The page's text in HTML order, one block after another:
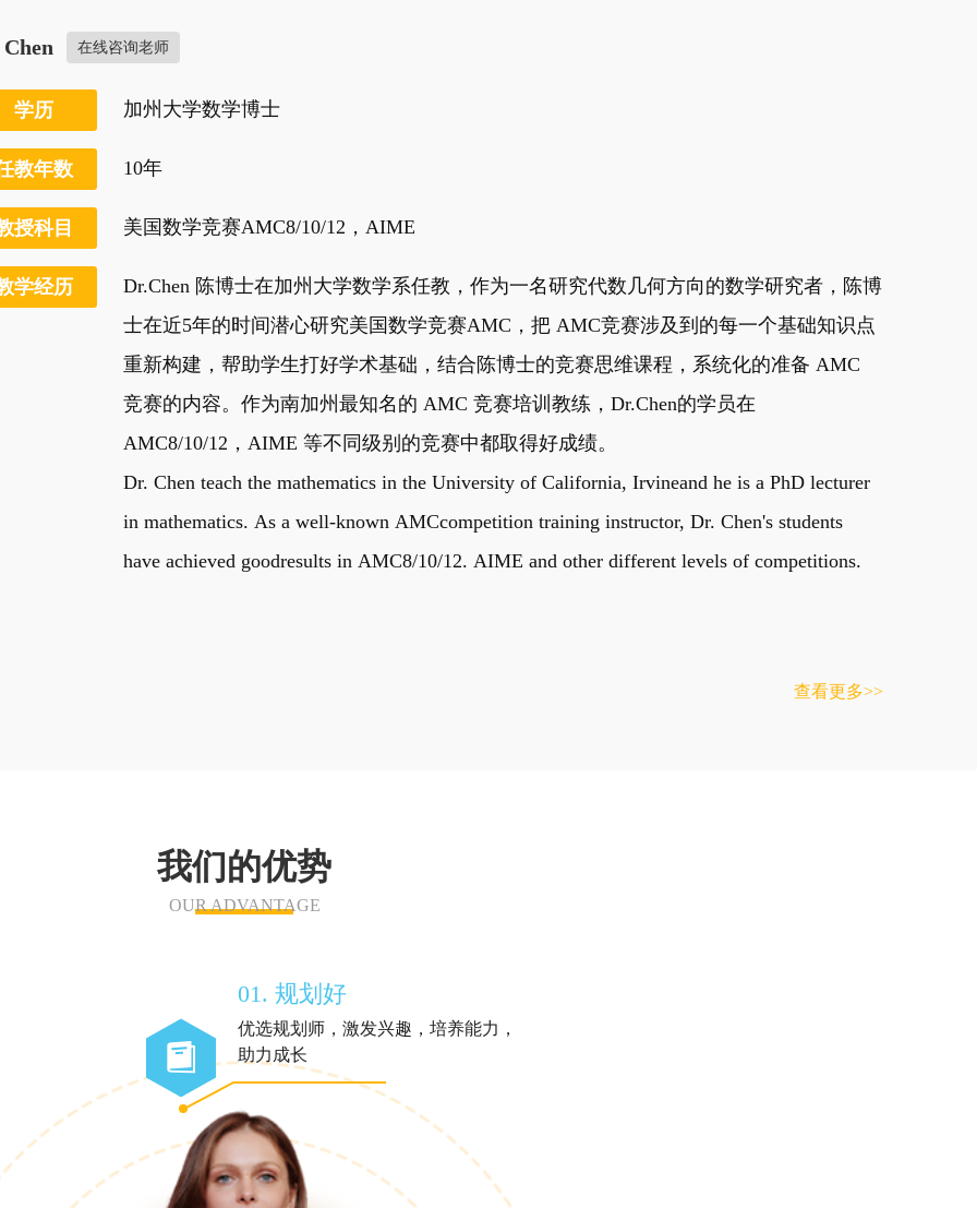
在线咨询老师
学历 加州大学数学博士
教年数 10年
授科目 美国数学竞赛AMC8/10/12，AIME
学经历
Dr.Chen 陈博士在加州大学数学系任教，作为一名研究代数几何方向的数学研究者，陈博
士在近5年的时间潜心研究美国数学竞赛AMC，把 AMC竞赛涉及到的每一个基础知识点
重新构建，帮助学生打好学术基础，结合陈博士的竞赛思维课程，系统化的准备 AMC
竞赛的内容。作为南加州最知名的 AMC 竞赛培训教练，Dr.Chen的学员在
AMC8/10/12，AIME 等不同级别的竞赛中都取得好成绩。
Dr. Chen teach the mathematics in the University of California, Irvineand he is a PhD lecturer
in mathematics. As a well-known AMCcompetition training instructor, Dr. Chen's students
have achieved goodresults in AMC8/10/12. AIME and other different levels of competitions.
查看更多
我们的优势
OUR ADVANTAGE
01. 规划好
优选规划师，激发兴趣，培养能力，
助力成长